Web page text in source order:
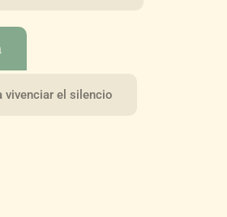
vivenciar el silencio